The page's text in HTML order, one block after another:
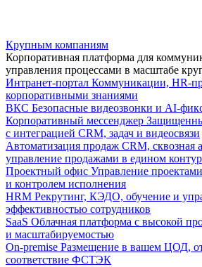
Крупным компаниям
Корпоративная платформа для
управления процессами в масштабе
Интранет-портал Коммуникации, HR-
корпоративными знаниями
ВКС Безопасные видеозвонки и AI-
Корпоративный мессенджер
с интеграцией CRM, задач и видеосвязи
Автоматизация продаж CRM, сквозная
управление продажами в едином
Проектный офис Управление
и контролем исполнения
HRM Рекрутинг, КЭДО, обучение и
эффективностью сотрудников
SaaS Облачная платформа с высокой
и масштабируемостью
On-premise Размещение в вашем ЦОД,
соответствие ФСТЭК